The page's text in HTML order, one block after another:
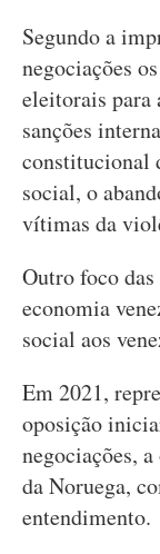
Segundo a
negociações
eleitorais para
sanções
constitucional
social, o
vítimas da
Outro foco das
economia
social aos
Em 2021,
oposição
negociações,
da Noruega,
entendimento.